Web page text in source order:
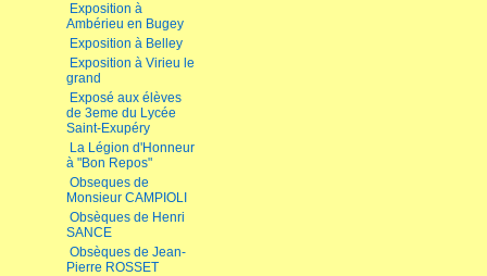
Exposition à
Ambérieu en Bugey
Exposition à Belley
Exposition à Virieu le
grand
Exposé aux élèves
de 3eme du Lycée
Saint-Exupéry
La Légion d'Honneur
à "Bon Repos"
Obseques de
Monsieur CAMPIOLI
Obsèques de Henri
SANCE
Obsèques de Jean-
Pierre ROSSET